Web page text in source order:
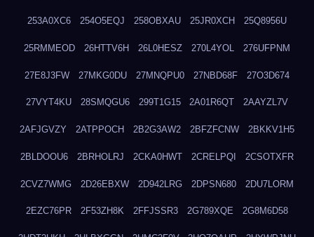
253A0XC6 254O5EQJ 258OBXAU 25JR0XCH 25Q8956U
25RMMEOD 26HTTV6H 26L0HESZ 270L4YOL 276UFPNM
27E8J3FW 27MKG0DU 27MNQPU0 27NBD68F 27O3D674
27VYT4KU 28SMQGU6 299T1G15 2A01R6QT 2AAYZL7V
2AFJGVZY 2ATPPOCH 2B2G3AW2 2BFZFCNW 2BKKV1H5
2BLDOOU6 2BRHOLRJ 2CKA0HWT 2CRELPQI 2CSOTXFR
2CVZ7WMG 2D26EBXW 2D942LRG 2DPSN680 2DU7LORM
2EZC76PR 2F53ZH8K 2FFJSSR3 2G789XQE 2G8M6D58